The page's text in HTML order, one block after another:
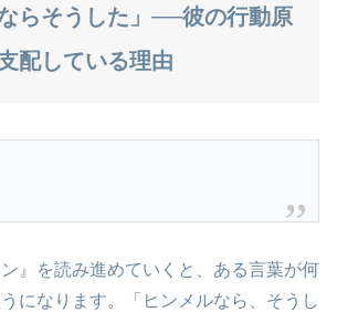
ならそうした」──彼の行動原
配している理由
ン』を読み進めていくと、ある言葉が何
になります。「ヒンメルなら、そうし